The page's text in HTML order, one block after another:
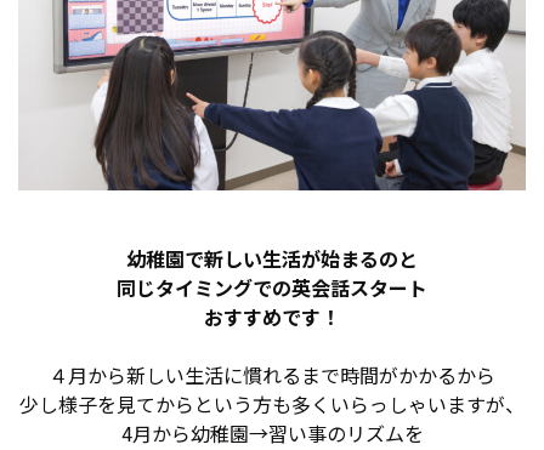
幼稚園で新しい生活が始まるのと
同じタイミングでの英会話スタート
おすすめです！
４月から新しい生活に慣れるまで時間がかかるから
少し様子を見てからという方も多くいらっしゃいますが、
4月から幼稚園→習い事のリズムを